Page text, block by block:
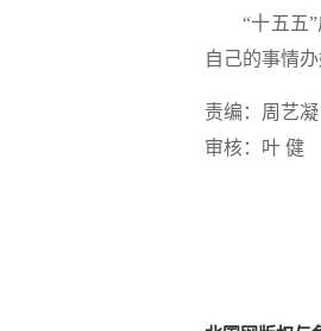
“十五五”
自己的事情
责编：周艺凝
审核：叶 健